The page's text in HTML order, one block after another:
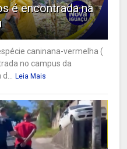
é encontrada na
caninana-vermelha (
no campus da
Leia Mais